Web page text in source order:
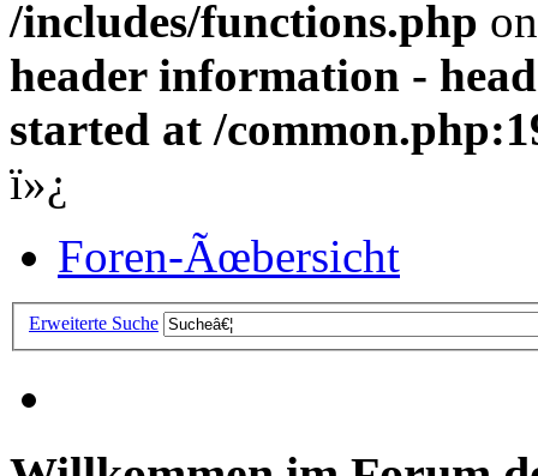
/includes/functions.php
header information -
started at /
ï»¿
Foren-Ãœbersicht
Erweiterte Suche